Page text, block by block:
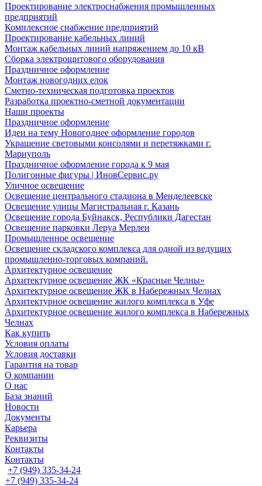
Проектирование электроснабжения промышленных
предприятий
Комплексное снабжение предприятий
Проектирование кабельных линий
Монтаж кабельных линий напряжением до 10 кВ
Сборка электрощитового оборудования
Праздничное оформление
Монтаж новогодних елок
Сметно-техническая подготовка проектов
Разработка проектно-сметной документации
Наши проекты
Праздничное оформление
Идеи на тему Новогоднее оформление городов
Украшение световыми консолями и перетяжками г.
Мариуполь
Праздничное оформление города к 9 мая
Полигонные фигуры | ИновСервис.ру
Уличное освещение
Освещение центрального стадиона в Менделеевске
Освещение улицы Магистральная г. Казань
Освещение города Буйнакск, Республики Дагестан
Освещение парковки Леруа Мерлен
Промышленное освещение
Освещение складского комплекса для одной из ведущих
промышленно-торговых компаний.
Архитектурное освещение
Архитектурное освещение ЖК «Красные Челны»
Архитектурное освещение ЖК в Набережных Челнах
Архитектурное освещение жилого комплекса в Уфе
Архитектурное освещение жилого комплекса в Набережных
Челнах
Как купить
Условия оплаты
Условия доставки
Гарантия на товар
О компании
О нас
База знаний
Новости
Документы
Карьера
Реквизиты
Контакты
Контакты
+7 (949) 335-34-24
+7 (949) 335-34-24